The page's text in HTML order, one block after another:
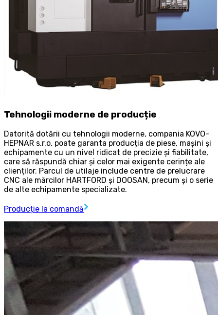
Tehnologii moderne de producție
Datorită dotării cu tehnologii moderne, compania KOVO-
HEPNAR s.r.o. poate garanta producția de piese, mașini și
echipamente cu un nivel ridicat de precizie și fiabilitate,
care să răspundă chiar și celor mai exigente cerințe ale
clienților. Parcul de utilaje include centre de prelucrare
CNC ale mărcilor HARTFORD și DOOSAN, precum și o serie
de alte echipamente specializate.
Producție la comandă